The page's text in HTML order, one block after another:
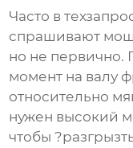
Часто в
спрашивают
но не первично.
момент на валу
относительно
нужен высокий
чтобы